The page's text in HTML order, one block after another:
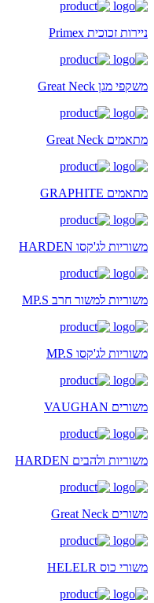
ניירות זכוכית Primex
משקפי מגן Great Neck
מתאמים Great Neck
מתאמים GRAPHITE
משוריות לג'קסו HARDEN
משוריות למשור חרב MP.S
משוריות לג'קסו MP.S
משורים VAUGHAN
משוריות ולהבים HARDEN
משורים Great Neck
משורי כוס HELELR